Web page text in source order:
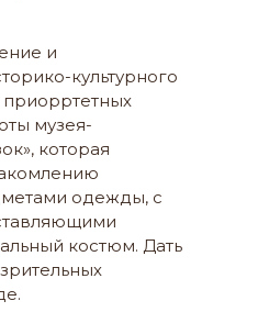
и
культурного
музея-
которая
одежды, с
костюм. Дать